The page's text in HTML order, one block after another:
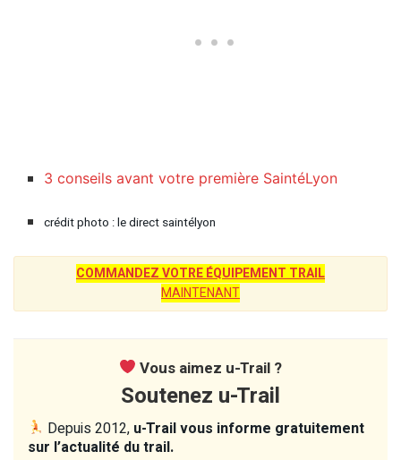
3 conseils avant votre première SaintéLyon
crédit photo : le direct saintélyon
COMMANDEZ VOTRE ÉQUIPEMENT TRAIL
MAINTENANT
Vous aimez u-Trail ?
Soutenez u-Trail
Depuis 2012, u-Trail vous informe gratuitement
sur l’actualité du trail.